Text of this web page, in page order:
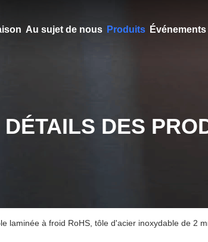
Au sujet de nous Produits Événements
DÉTAILS DES
laminée à froid RoHS, tôle d'acier inoxydable de 2